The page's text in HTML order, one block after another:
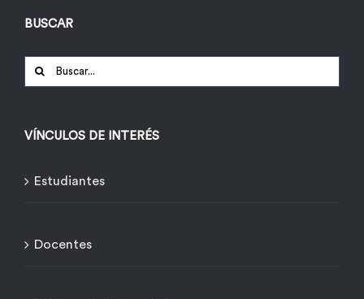
BUSCAR
Buscar:
VÍNCULOS DE INTERÉS
Estudiantes
Docentes